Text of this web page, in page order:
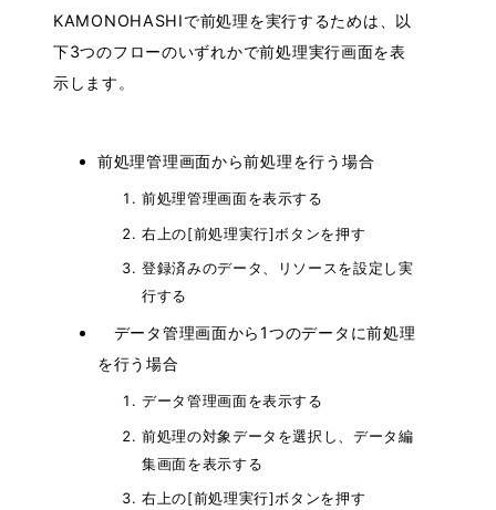
KAMONOHASHIで前処理を実行するためは、以
下3つのフローのいずれかで前処理実行画面を表
示します。
前処理管理画面から前処理を行う場合
前処理管理画面を表示する
右上の[前処理実行]ボタンを押す
登録済みのデータ、リソースを設定し実
行する
データ管理画面から1つのデータに前処理
を行う場合
データ管理画面を表示する
前処理の対象データを選択し、データ編
集画面を表示する
右上の[前処理実行]ボタンを押す